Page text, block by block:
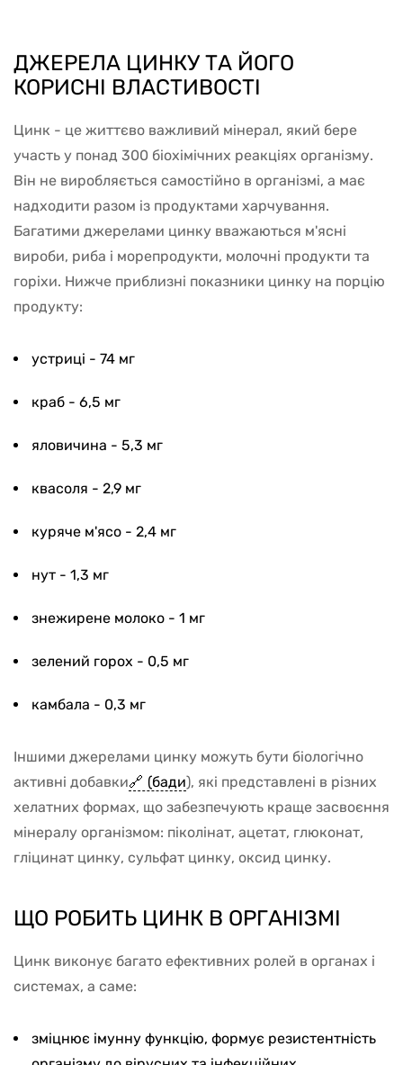
ДЖЕРЕЛА ЦИНКУ ТА ЙОГО
КОРИСНІ ВЛАСТИВОСТІ
Цинк - це життєво важливий мінерал, який бере
участь у понад 300 біохімічних реакціях організму.
Він не виробляється самостійно в організмі, а має
надходити разом із продуктами харчування.
Багатими джерелами цинку вважаються м'ясні
вироби, риба і морепродукти, молочні продукти та
горіхи. Нижче приблизні показники цинку на порцію
продукту:
устриці - 74 мг
краб - 6,5 мг
яловичина - 5,3 мг
квасоля - 2,9 мг
куряче м'ясо - 2,4 мг
нут - 1,3 мг
знежирене молоко - 1 мг
зелений горох - 0,5 мг
камбала - 0,3 мг
Іншими джерелами цинку можуть бути біологічно
активні добавки
(бади), які представлені в різних
хелатних формах, що забезпечують краще засвоєння
мінералу організмом: піколінат, ацетат, глюконат,
гліцинат цинку, сульфат цинку, оксид цинку.
ЩО РОБИТЬ ЦИНК В ОРГАНІЗМІ
Цинк виконує багато ефективних ролей в органах і
системах, а саме:
зміцнює імунну функцію, формує резистентність